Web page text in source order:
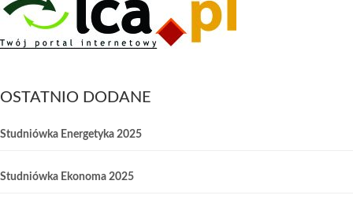
OSTATNIO DODANE
Studniówka Energetyka 2025
Studniówka Ekonoma 2025